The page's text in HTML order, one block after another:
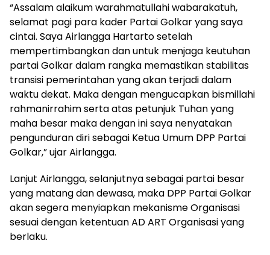
“Assalam alaikum warahmatullahi wabarakatuh,
selamat pagi para kader Partai Golkar yang saya
cintai. Saya Airlangga Hartarto setelah
mempertimbangkan dan untuk menjaga keutuhan
partai Golkar dalam rangka memastikan stabilitas
transisi pemerintahan yang akan terjadi dalam
waktu dekat. Maka dengan mengucapkan bismillahi
rahmanirrahim serta atas petunjuk Tuhan yang
maha besar maka dengan ini saya nenyatakan
pengunduran diri sebagai Ketua Umum DPP Partai
Golkar,” ujar Airlangga.
Lanjut Airlangga, selanjutnya sebagai partai besar
yang matang dan dewasa, maka DPP Partai Golkar
akan segera menyiapkan mekanisme Organisasi
sesuai dengan ketentuan AD ART Organisasi yang
berlaku.